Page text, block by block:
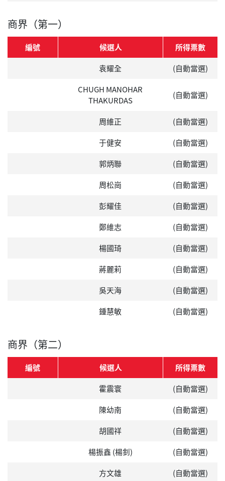
商界（第一）
編號 候選人
所得票數
袁耀全
(自動當選)
CHUGH MANOHAR
THAKURDAS
(自動當選)
周維正
(自動當選)
于健安
(自動當選)
郭炳聯
(自動當選)
周松崗
(自動當選)
彭耀佳
(自動當選)
鄭維志
(自動當選)
楊國琦
(自動當選)
蔣麗莉
(自動當選)
吳天海
(自動當選)
鍾慧敏
(自動當選)
商界（第二）
編號 候選人
所得票數
霍震寰
(自動當選)
陳幼南
(自動當選)
胡國祥
(自動當選)
楊振鑫 (楊釗)
(自動當選)
方文雄
(自動當選)